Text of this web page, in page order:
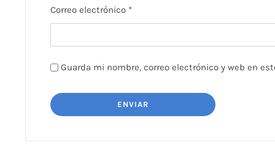
Correo electrónico *
Guarda mi nombre, correo electrónico y web en